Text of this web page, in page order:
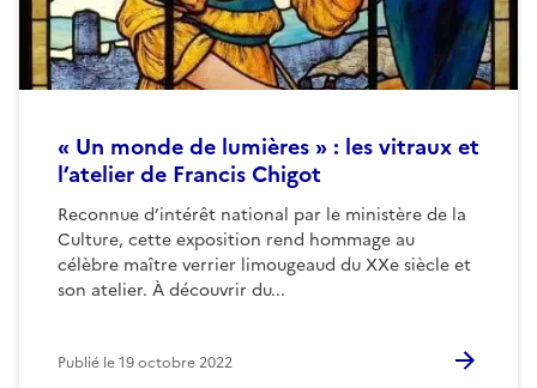
« Un monde de lumières » : les vitraux et
l’atelier de Francis Chigot
Reconnue d’intérêt national par le ministère de la
Culture, cette exposition rend hommage au
célèbre maître verrier limougeaud du XXe siècle et
son atelier. À découvrir du...
Publié le19 octobre 2022